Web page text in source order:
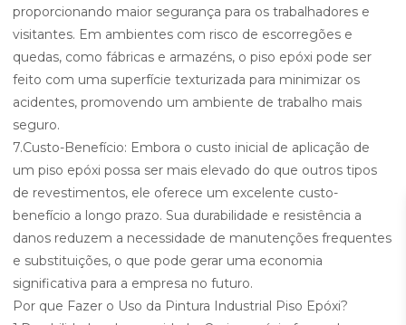
proporcionando maior segurança para os trabalhadores e
visitantes. Em ambientes com risco de escorregões e
quedas, como fábricas e armazéns, o piso epóxi pode ser
feito com uma superfície texturizada para minimizar os
acidentes, promovendo um ambiente de trabalho mais
seguro.
7.Custo-Benefício: Embora o custo inicial de aplicação de
um piso epóxi possa ser mais elevado do que outros tipos
de revestimentos, ele oferece um excelente custo-
benefício a longo prazo. Sua durabilidade e resistência a
danos reduzem a necessidade de manutenções frequentes
e substituições, o que pode gerar uma economia
significativa para a empresa no futuro.
Por que Fazer o Uso da Pintura Industrial Piso Epóxi?